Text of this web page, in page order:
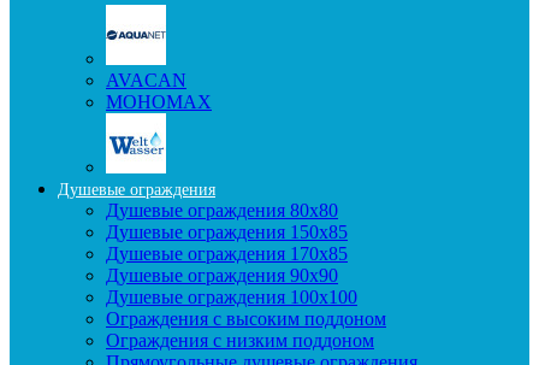
AVACAN
МОНОМАХ
Душевые ограждения
Душевые ограждения 80x80
Душевые ограждения 150x85
Душевые ограждения 170x85
Душевые ограждения 90x90
Душевые ограждения 100x100
Ограждения с высоким поддоном
Ограждения с низким поддоном